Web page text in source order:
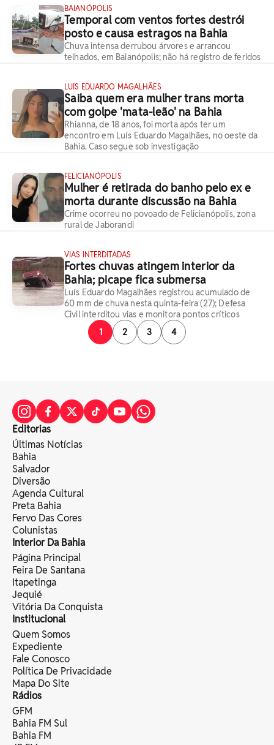
BAIANÓPOLIS
Temporal com ventos fortes destrói
posto e causa estragos na Bahia
Chuva intensa derrubou árvores e arrancou
telhados, em Baianópolis; não há registro de feridos
LUÍS EDUARDO MAGALHÃES
Saiba quem era mulher trans morta
com golpe 'mata-leão' na Bahia
Rhianna, de 18 anos, foi morta após ter um
encontro em Luís Eduardo Magalhães, no oeste da
Bahia. Caso segue sob investigação
FELICIANÓPOLIS
Mulher é retirada do banho pelo ex e
morta durante discussão na Bahia
Crime ocorreu no povoado de Felicianópolis, zona
rural de Jaborandi
VIAS INTERDITADAS
Fortes chuvas atingem interior da
Bahia; picape fica submersa
Luís Eduardo Magalhães registrou acumulado de
60 mm de chuva nesta quinta-feira (27); Defesa
Civil interditou vias e monitora pontos críticos
1
2 3 4
Editorias
Últimas Notícias
Bahia
Salvador
Diversão
Agenda Cultural
Preta Bahia
Fervo Das Cores
Colunistas
Interior Da Bahia
Página Principal
Feira De Santana
Itapetinga
Jequié
Vitória Da Conquista
Institucional
Quem Somos
Expediente
Fale Conosco
Política De Privacidade
Mapa Do Site
Rádios
GFM
Bahia FM Sul
Bahia FM